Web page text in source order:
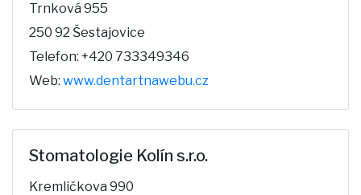
Trnková 955
250 92 Šestajovice
Telefon: +420 733349346
Web: www.dentartnawebu.cz
Stomatologie Kolín s.r.o.
Kremličkova 990